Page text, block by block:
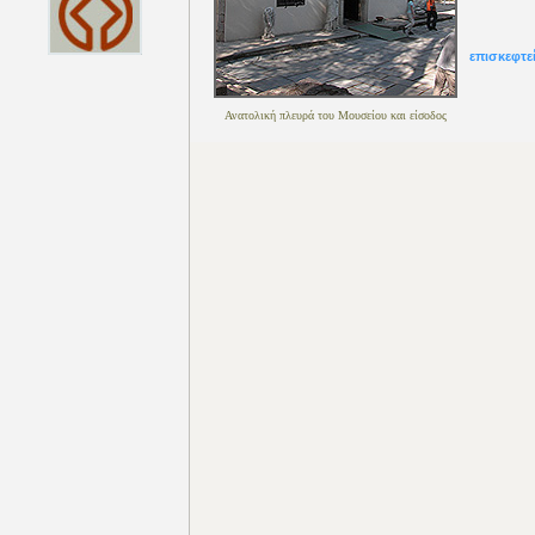
Ανατολική πλευρά του Μουσείου και είσοδος